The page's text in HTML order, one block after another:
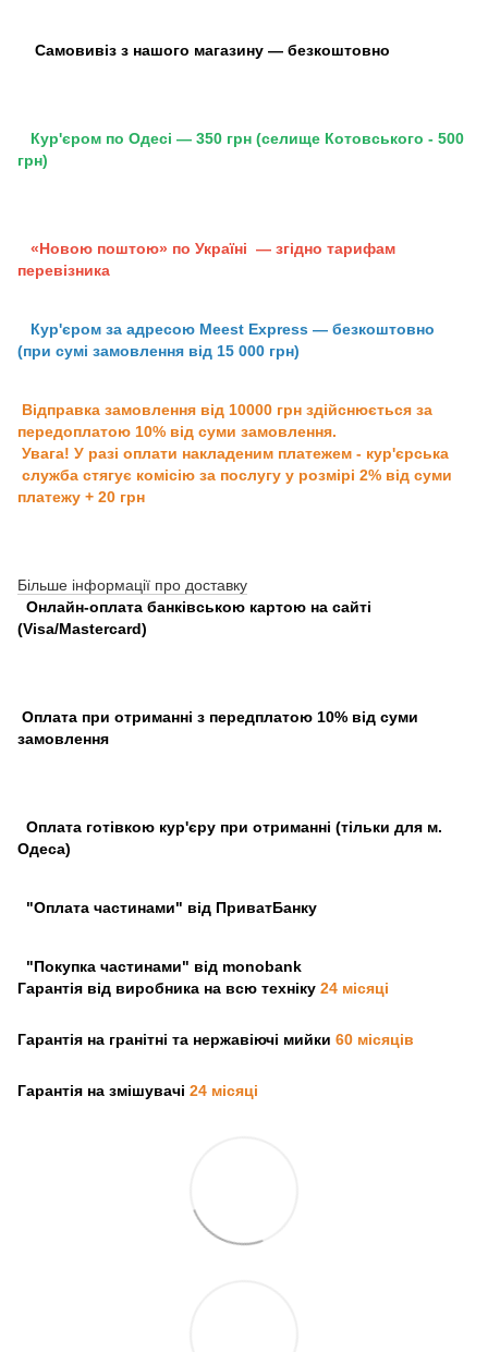
Самовивіз з нашого магазину — безкоштовно
Кур'єром по Одесі — 350 грн (селище Котовського - 500
грн)
«Новою поштою» по Україні — згідно тарифам
перевізника
Кур'єром за адресою Meest Express — безкоштовно
(при сумі замовлення від 15 000 грн)
Відправка замовлення від 10000 грн здійснюється за
передоплатою 10% від суми замовлення.
Увага! У разі оплати накладеним платежем - кур'єрська
служба стягує комісію за послугу у розмірі 2% від суми
платежу + 20 грн
Більше інформації про доставку
Онлайн-оплата банківською картою на сайті
(Visa/Mastercard)
Оплата при отриманні з передплатою 10% від суми
замовлення
Оплата готівкою кур'єру при отриманні (тільки для м.
Одеса)
"Оплата частинами" від ПриватБанку
"Покупка частинами" від monobank
Гарантія від виробника на всю техніку 24 місяці
Гарантія на гранітні та нержавіючі мийки 60 місяців
Гарантія на змішувачі 24 місяці